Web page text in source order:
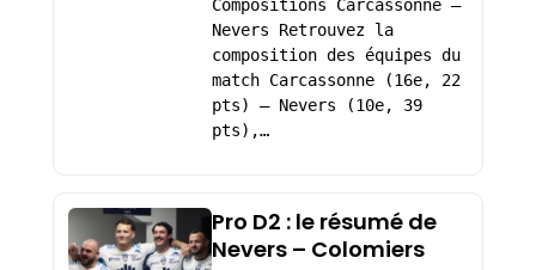
Compositions Carcassonne –
Nevers Retrouvez la
composition des équipes du
match Carcassonne (16e, 22
pts) – Nevers (10e, 39
pts),…
Pro D2 : le résumé de
Nevers – Colomiers